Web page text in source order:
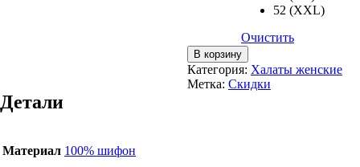
52 (XXL)
Очистить
Количество
товара
Халат
шифоновый
В корзину
Категория: Халаты женские
Метка: Скидки
Детали
Материал 100% шифон